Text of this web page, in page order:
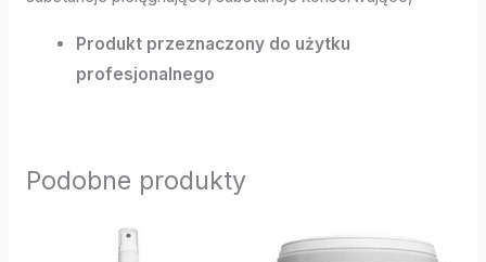
Produkt przeznaczony do użytku
profesjonalnego
Podobne produkty